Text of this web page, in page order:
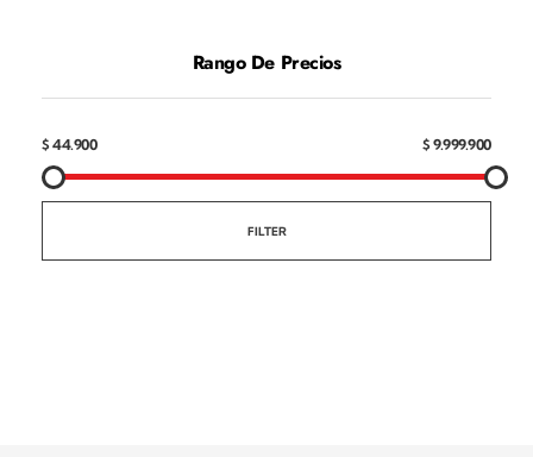
Rango De Precios
$ 44.900 $ 9.999.900
FILTER